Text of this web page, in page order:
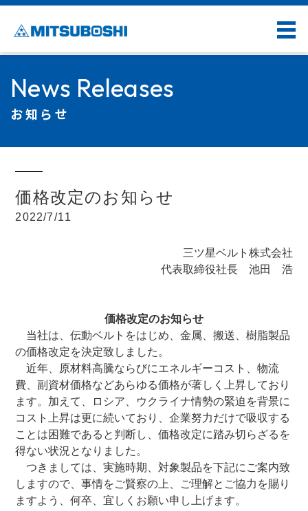
News Releases
お知らせ
価格改定のお知らせ
2022/7/11
三ツ星ベルト株式会社
代表取締役社長 池田 浩
価格改定のお知らせ
当社は、伝動ベルトをはじめ、金属、搬送、樹脂製品
の価格改定を決定致しました。
近年、原材料高騰ならびにエネルギーコスト、物流
費、副資材価格などあらゆる価格が著しく上昇しており
ます。加えて、ロシア、ウクライナ情勢の緊迫を背景に
コスト上昇は更に続いており、企業努力だけで吸収する
ことは困難であると判断し、価格改定に踏み切らざるを
得ない状況となりました。
つきましては、実施時期、対象製品を下記にご案内致
しますので、事情をご賢察の上、ご理解とご協力を賜り
ますよう、何卒、宜しくお願い申し上げます。